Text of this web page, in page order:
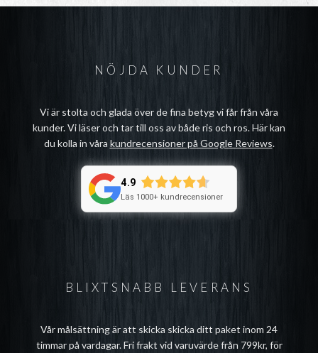
BLIXTSNABB LEVERANS
Vår målsättning är att skicka skicka ditt paket inom 24
timmar på vardagar. Fri frakt vid varuvärde från 799kr, för
NÖJDA KUNDER
Vi är stolta och glada över de fina betyg vi får från våra
kunder. Vi läser och tar till oss av både ris och ros. Här kan
du kolla in våra kundrecensioner på Google Reviews.
4.9
Läs 1000+ kundrecensioner